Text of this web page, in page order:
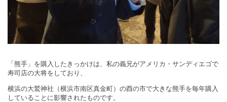
「熊手」を購入したきっかけは、私の義兄がアメリカ・サンディエゴで
寿司店の大将をしており、
横浜の大鷲神社（横浜市南区真金町） の酉の市で大きな熊手を毎年購入
していることに影響されたものです。